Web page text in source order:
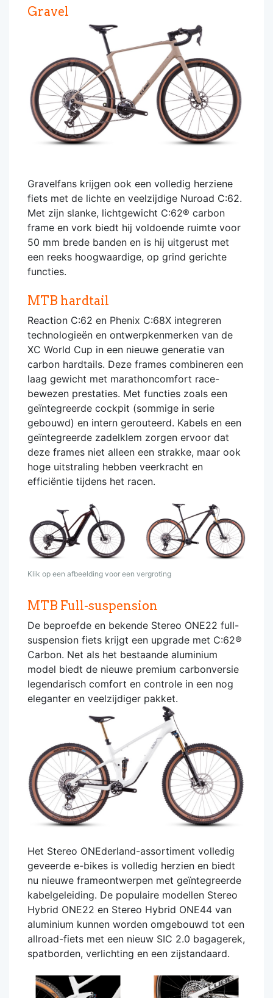
Gravel
Gravelfans krijgen ook een volledig herziene
fiets met de lichte en veelzijdige Nuroad C:62.
Met zijn slanke, lichtgewicht C:62® carbon
frame en vork biedt hij voldoende ruimte voor
50 mm brede banden en is hij uitgerust met
een reeks hoogwaardige, op grind gerichte
functies.
MTB hardtail
Reaction C:62 en Phenix C:68X integreren
technologieën en ontwerpkenmerken van de
XC World Cup in een nieuwe generatie van
carbon hardtails. Deze frames combineren een
laag gewicht met marathoncomfort race-
bewezen prestaties. Met functies zoals een
geïntegreerde cockpit (sommige in serie
gebouwd) en intern gerouteerd. Kabels en een
geïntegreerde zadelklem zorgen ervoor dat
deze frames niet alleen een strakke, maar ook
hoge uitstraling hebben veerkracht en
efficiëntie tijdens het racen.
Klik op een afbeelding voor een vergroting
MTB Full-suspension
De beproefde en bekende Stereo ONE22 full-
suspension fiets krijgt een upgrade met C:62®
Carbon. Net als het bestaande aluminium
model biedt de nieuwe premium carbonversie
legendarisch comfort en controle in een nog
eleganter en veelzijdiger pakket.
Het Stereo ONEderland-assortiment volledig
geveerde e-bikes is volledig herzien en biedt
nu nieuwe frameontwerpen met geïntegreerde
kabelgeleiding. De populaire modellen Stereo
Hybrid ONE22 en Stereo Hybrid ONE44 van
aluminium kunnen worden omgebouwd tot een
allroad-fiets met een nieuw SIC 2.0 bagagerek,
spatborden, verlichting en een zijstandaard.